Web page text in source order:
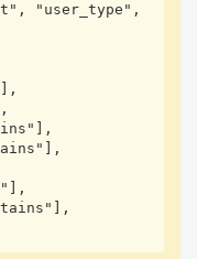
"user_type",